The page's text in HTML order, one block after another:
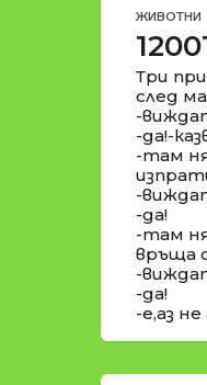
ЖИВОТНИ
Три
след
-
-да!-
-там
-
-да!
-там
връща
-
-да!
-е,аз не